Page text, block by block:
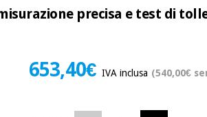
precisa e test di
653,40€IVA inclusa (540,00€